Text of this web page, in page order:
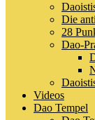
Die
28
Dao-
Videos
Dao Tempel